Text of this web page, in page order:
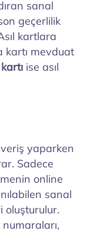
sanal
geçerlilik
kartlara
kartı mevduat
ise asıl
yaparken
Sadece
online
sanal
oluşturulur.